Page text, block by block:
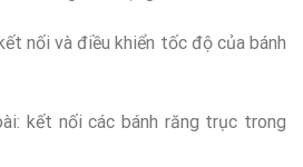
nối và điều khiển tốc độ của bánh
kết nối các bánh răng trục trong